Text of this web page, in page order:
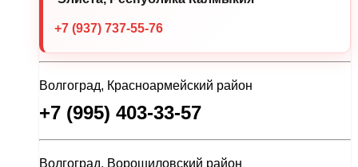
+7 (937) 737-55-76
Волгоград, Красноармейский район
+7 (995) 403-33-57
Волгоград, Ворошиловский район